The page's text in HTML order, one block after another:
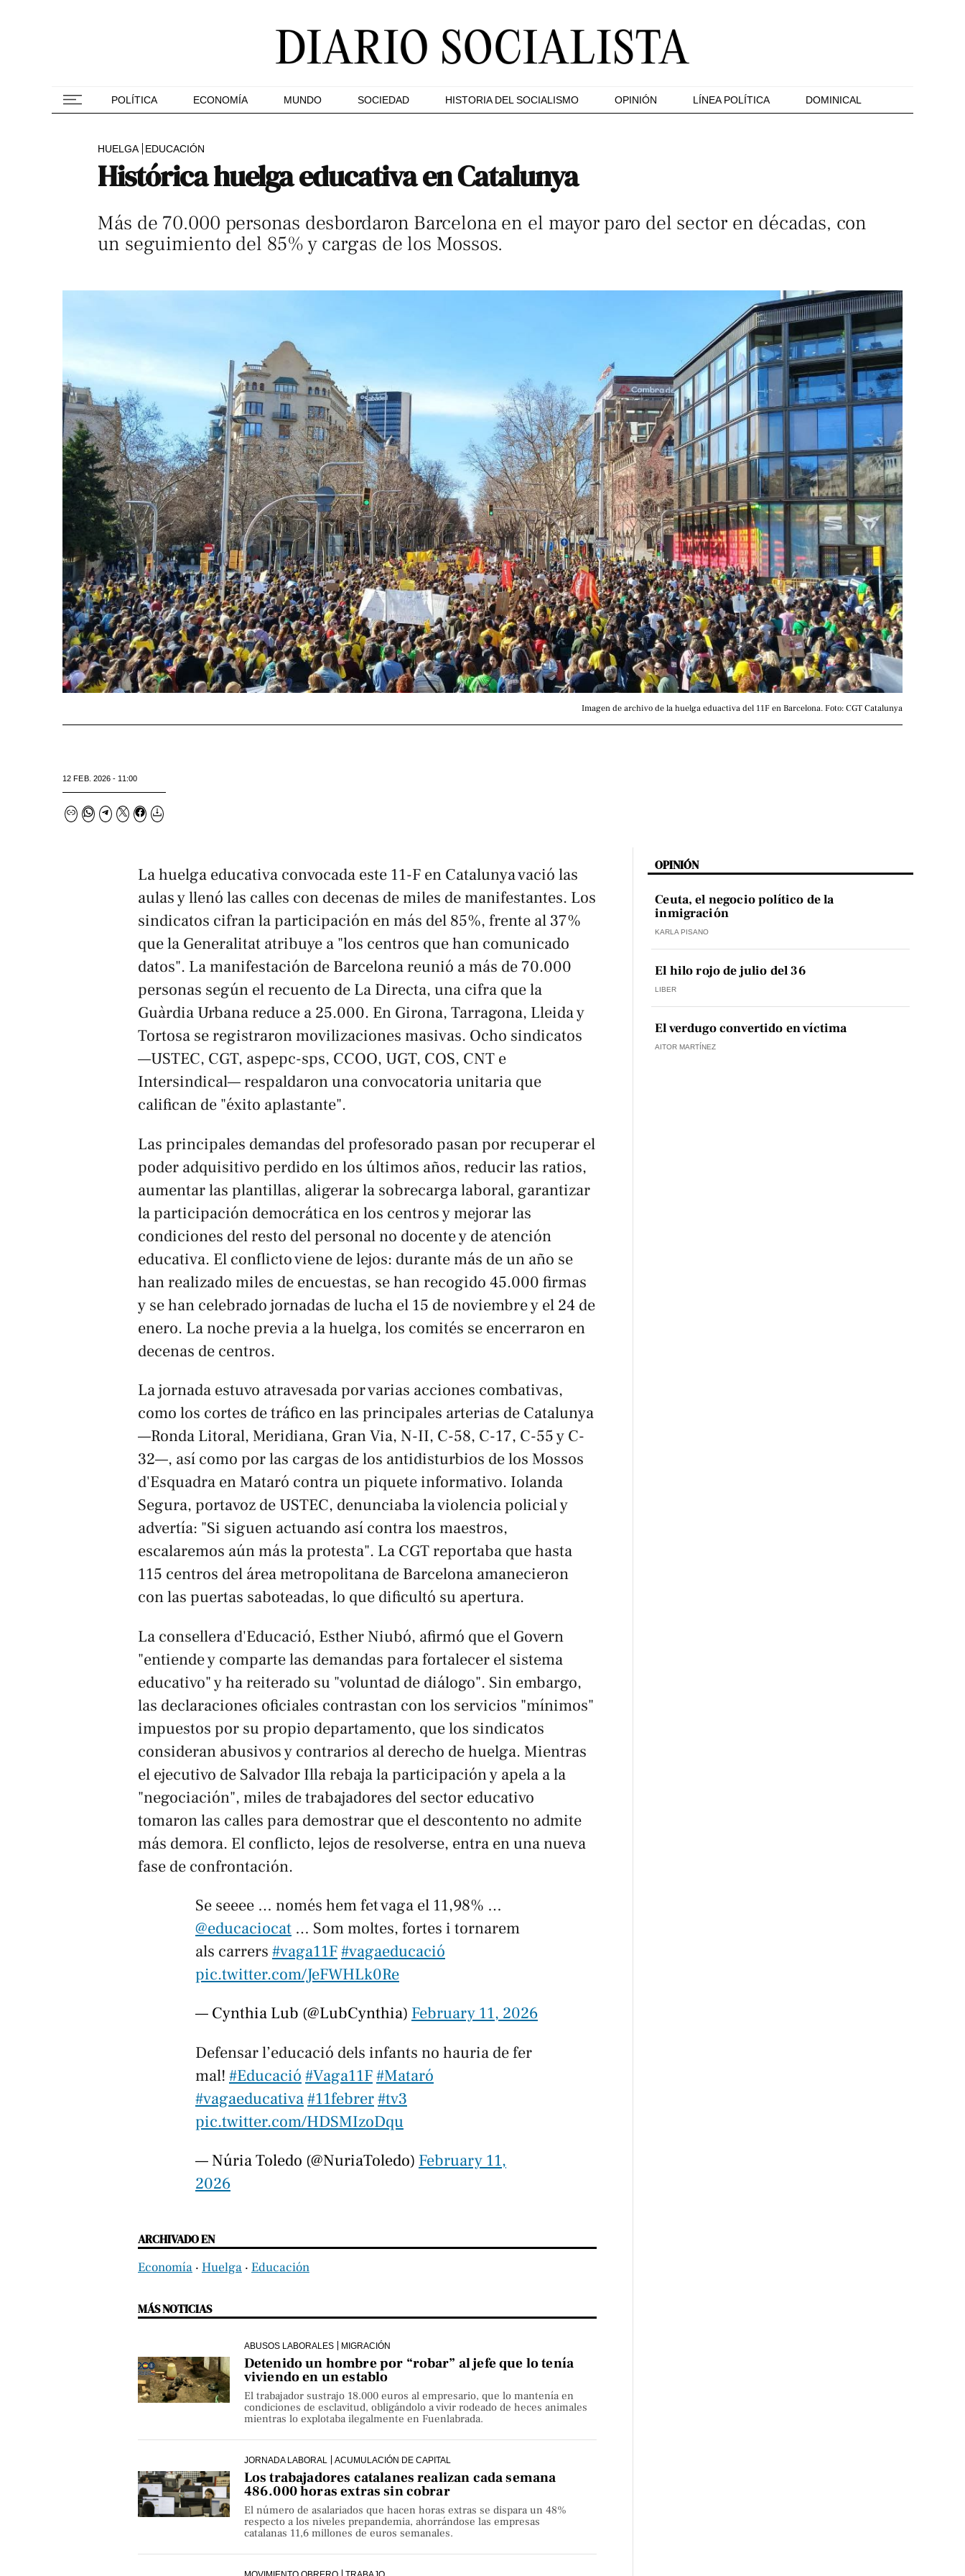
POLÍTICA ECONOMÍA MUNDO SOCIEDAD HISTORIA DEL SOCIALISMO OPINIÓN LÍNEA POLÍTICA DOMINICAL
HUELGA EDUCACIÓN
Histórica huelga educativa en Catalunya
Más de 70.000 personas desbordaron Barcelona en el mayor paro del sector en décadas, con
un seguimiento del 85% y cargas de los Mossos.
Imagen de archivo de la huelga eduactiva del 11F en Barcelona. Foto: CGT Catalunya
12 FEB. 2026 - 11:00
La huelga educativa convocada este 11-F en Catalunya vació las
aulas y llenó las calles con decenas de miles de manifestantes. Los
sindicatos cifran la participación en más del 85%, frente al 37%
que la Generalitat atribuye a "los centros que han comunicado
datos". La manifestación de Barcelona reunió a más de 70.000
personas según el recuento de La Directa, una cifra que la
Guàrdia Urbana reduce a 25.000. En Girona, Tarragona, Lleida y
Tortosa se registraron movilizaciones masivas. Ocho sindicatos
—USTEC, CGT, aspepc-sps, CCOO, UGT, COS, CNT e
Intersindical— respaldaron una convocatoria unitaria que
califican de "éxito aplastante".
Las principales demandas del profesorado pasan por recuperar el
poder adquisitivo perdido en los últimos años, reducir las ratios,
aumentar las plantillas, aligerar la sobrecarga laboral, garantizar
la participación democrática en los centros y mejorar las
condiciones del resto del personal no docente y de atención
educativa. El conflicto viene de lejos: durante más de un año se
han realizado miles de encuestas, se han recogido 45.000 firmas
y se han celebrado jornadas de lucha el 15 de noviembre y el 24 de
enero. La noche previa a la huelga, los comités se encerraron en
decenas de centros.
La jornada estuvo atravesada por varias acciones combativas,
como los cortes de tráfico en las principales arterias de Catalunya
—Ronda Litoral, Meridiana, Gran Via, N-II, C-58, C-17, C-55 y C-
32—, así como por las cargas de los antidisturbios de los Mossos
d'Esquadra en Mataró contra un piquete informativo. Iolanda
Segura, portavoz de USTEC, denunciaba la violencia policial y
advertía: "Si siguen actuando así contra los maestros,
escalaremos aún más la protesta". La CGT reportaba que hasta
115 centros del área metropolitana de Barcelona amanecieron
con las puertas saboteadas, lo que dificultó su apertura.
La consellera d'Educació, Esther Niubó, afirmó que el Govern
"entiende y comparte las demandas para fortalecer el sistema
educativo" y ha reiterado su "voluntad de diálogo". Sin embargo,
las declaraciones oficiales contrastan con los servicios "mínimos"
impuestos por su propio departamento, que los sindicatos
consideran abusivos y contrarios al derecho de huelga. Mientras
el ejecutivo de Salvador Illa rebaja la participación y apela a la
"negociación", miles de trabajadores del sector educativo
tomaron las calles para demostrar que el descontento no admite
más demora. El conflicto, lejos de resolverse, entra en una nueva
fase de confrontación.
Se seeee … només hem fet vaga el 11,98% …
@educaciocat … Som moltes, fortes i tornarem
als carrers #vaga11F#vagaeducació
pic.twitter.com/JeFWHLk0Re
— Cynthia Lub (@LubCynthia) February 11, 2026
Defensar l’educació dels infants no hauria de fer
mal! #Educació #Vaga11F#Mataró
#vagaeducativa#11febrer#tv3
pic.twitter.com/HDSMIzoDqu
— Núria Toledo (@NuriaToledo) February 11,
2026
ARCHIVADO EN
Economía ‧ Huelga ‧ Educación
MÁS NOTICIAS
ABUSOS LABORALES MIGRACIÓN
Detenido un hombre por “robar” al jefe que lo tenía
viviendo en un establo
El trabajador sustrajo 18.000 euros al empresario, que lo mantenía en
condiciones de esclavitud, obligándolo a vivir rodeado de heces animales
mientras lo explotaba ilegalmente en Fuenlabrada.
JORNADA LABORAL ACUMULACIÓN DE CAPITAL
Los trabajadores catalanes realizan cada semana
486.000 horas extras sin cobrar
El número de asalariados que hacen horas extras se dispara un 48%
respecto a los niveles prepandemia, ahorrándose las empresas
catalanas 11,6 millones de euros semanales.
OPINIÓN
Ceuta, el negocio político de la
inmigración
KARLA PISANO
El hilo rojo de julio del 36
LIBER
El verdugo convertido en víctima
AITOR MARTÍNEZ